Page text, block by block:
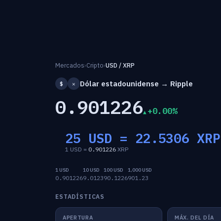
Mercados›Cripto›USD / XRP
$ ✕ Dólar estadounidense → Ripple
0.901226 +0.00%
25 USD = 22.5306 XRP
1 USD = 0.901226 XRP
1 USD
0.901226
10 USD
9.0123
100 USD
90.1226
1,000 USD
901.23
ESTADÍSTICAS
APERTURA MÁX. DEL DÍA